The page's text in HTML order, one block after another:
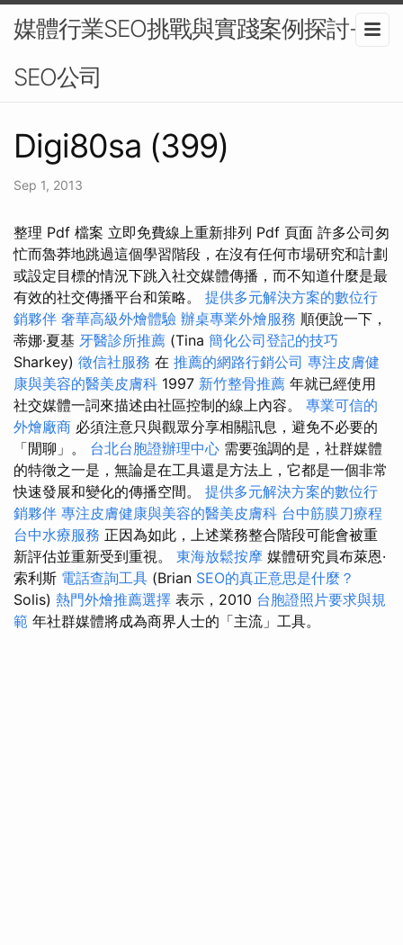
媒體行業SEO挑戰與實踐案例探討-
SEO公司
Digi80sa (399)
Sep 1, 2013
整理 Pdf 檔案 立即免費線上重新排列 Pdf 頁面 許多公司匆
忙而魯莽地跳過這個學習階段，在沒有任何市場研究和計劃
或設定目標的情況下跳入社交媒體傳播，而不知道什麼是最
有效的社交傳播平台和策略。 提供多元解決方案的數位行
銷夥伴 奢華高級外燴體驗 辦桌專業外燴服務 順便說一下，
蒂娜·夏基 牙醫診所推薦 (Tina 簡化公司登記的技巧
Sharkey) 徵信社服務 在 推薦的網路行銷公司 專注皮膚健
康與美容的醫美皮膚科 1997 新竹整骨推薦 年就已經使用
社交媒體一詞來描述由社區控制的線上內容。 專業可信的
外燴廠商 必須注意只與觀眾分享相關訊息，避免不必要的
「閒聊」。 台北台胞證辦理中心 需要強調的是，社群媒體
的特徵之一是，無論是在工具還是方法上，它都是一個非常
快速發展和變化的傳播空間。 提供多元解決方案的數位行
銷夥伴 專注皮膚健康與美容的醫美皮膚科 台中筋膜刀療程
台中水療服務 正因為如此，上述業務整合階段可能會被重
新評估並重新受到重視。 東海放鬆按摩 媒體研究員布萊恩·
索利斯 電話查詢工具 (Brian SEO的真正意思是什麼？
Solis) 熱門外燴推薦選擇 表示，2010 台胞證照片要求與規
範 年社群媒體將成為商界人士的「主流」工具。